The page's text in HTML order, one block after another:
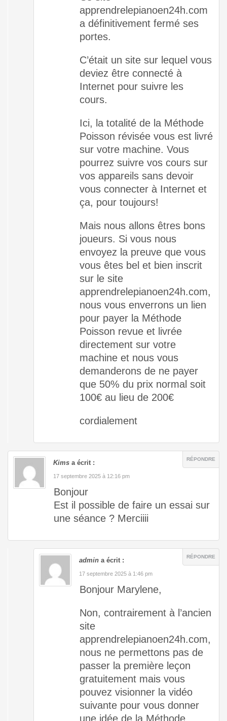
apprendrelepianoen24h.com
a définitivement fermé ses
portes.
C’était un site sur lequel vous
deviez être connecté à
Internet pour suivre les
cours.
Ici, la totalité de la Méthode
Poisson révisée vous est livré
sur votre machine. Vous
pourrez suivre vos cours sur
vos appareils sans devoir
vous connecter à Internet et
ça, pour toujours!
Mais nous allons êtres bons
joueurs. Si vous nous
envoyez la preuve que vous
vous êtes bel et bien inscrit
sur le site
apprendrelepianoen24h.com,
nous vous enverrons un lien
pour payer la Méthode
Poisson revue et livrée
directement sur votre
machine et nous vous
demanderons de ne payer
que 50% du prix normal soit
100€ au lieu de 200€
cordialement
Kims a écrit : RÉPONDRE
17 septembre 2025 à 12:16 pm
Bonjour
Est il possible de faire un essai sur
une séance ? Merciiii
admin a écrit : RÉPONDRE
17 septembre 2025 à 1:46 pm
Bonjour Marylene,
Non, contrairement à l’ancien
site
apprendrelepianoen24h.com,
nous ne permettons pas de
passer la première leçon
gratuitement mais vous
pouvez visionner la vidéo
suivante pour vous donner
une idée de la Méthode